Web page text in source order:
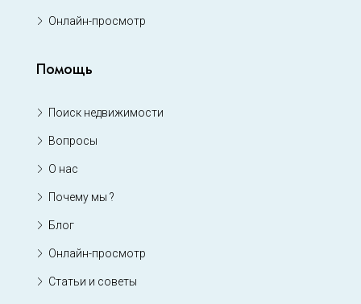
Онлайн-просмотр
Помощь
Поиск недвижимости
Вопросы
О нас
Почему мы ?
Блог
Онлайн-просмотр
Статьи и советы